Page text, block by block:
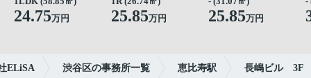
24.75万円 25.85万円 25.85万円
ELiSA 渋谷区の事務所一覧 恵比寿駅 長嶋ビル 3F